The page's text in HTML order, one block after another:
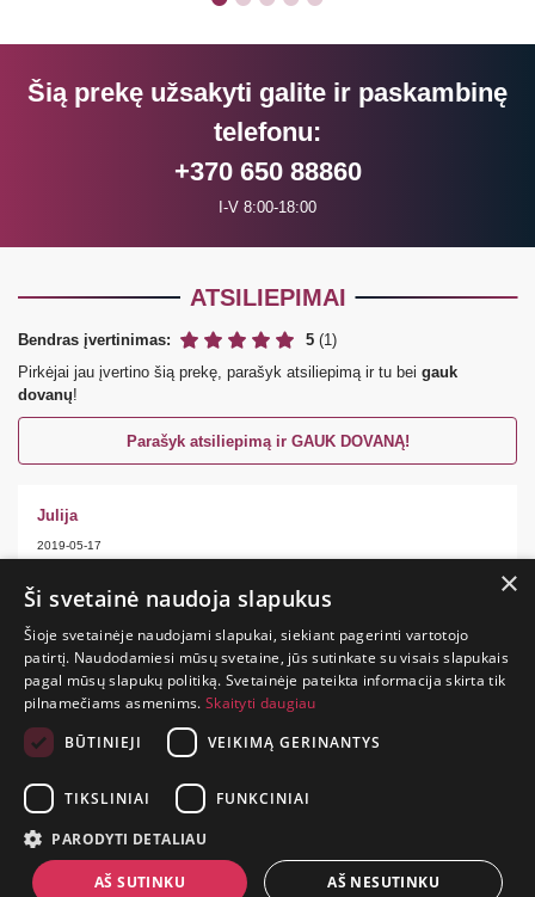
Šią prekę užsakyti galite ir paskambinę
telefonu:
+370 650 88860
I-V 8:00-18:00
ATSILIEPIMAI
Bendras įvertinimas: 5 (1)
Pirkėjai jau įvertino šią prekę, parašyk atsiliepimą ir tu bei gauk
dovanų!
Parašyk atsiliepimą ir GAUK DOVANĄ!
Julija
2019-05-17
Veikia labai gerai, suaštrina pojūčius ir man, ir draugui.
GYVENIMAS
TRUMPAS.
PATIRK
prekes@suaugusiems.lt
×
Ši svetainė naudoja slapukus
Šioje svetainėje naudojami slapukai, siekiant pagerinti vartotojo
patirtį. Naudodamiesi mūsų svetaine, jūs sutinkate su visais slapukais
pagal mūsų slapukų politiką. Svetainėje pateikta informacija skirta tik
pilnamečiams asmenims. Skaityti daugiau
BŪTINIEJI
VEIKIMĄ GERINANTYS
TIKSLINIAI FUNKCINIAI
PARODYTI DETALIAU
AŠ SUTINKU AŠ NESUTINKU